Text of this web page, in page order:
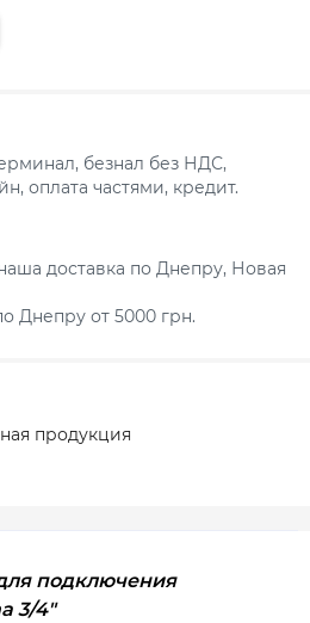
безнал без НДС,
оплата частями, кредит.
доставка по Днепру, Новая
Днепру от 5000 грн.
продукция
подключения
3/4"